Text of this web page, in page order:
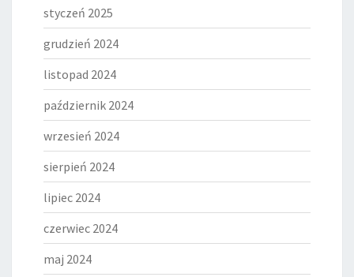
styczeń 2025
grudzień 2024
listopad 2024
październik 2024
wrzesień 2024
sierpień 2024
lipiec 2024
czerwiec 2024
maj 2024